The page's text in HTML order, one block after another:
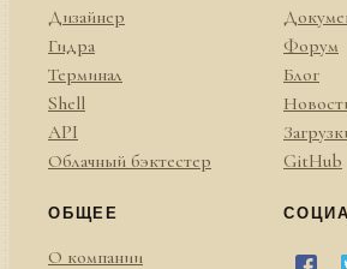
Дизайнер
Гидра
Терминал
Shell
API
Облачный бэктестер
Форум
Блог
GitHub
ОБЩЕЕ
О компании